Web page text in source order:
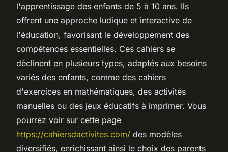
l'apprentissage des enfants de 5 à 10 ans. Ils
offrent une approche ludique et interactive de
l'éducation, favorisant le développement des
compétences essentielles. Ces cahiers se
déclinent en plusieurs types, adaptés aux besoins
variés des enfants, comme des cahiers
d'exercices en mathématiques, des activités
manuelles ou des jeux éducatifs à imprimer. Vous
pourrez voir sur cette page
https://cahiersdactivites.com/ des modèles
diversifiés, enrichissant ainsi le choix des parents